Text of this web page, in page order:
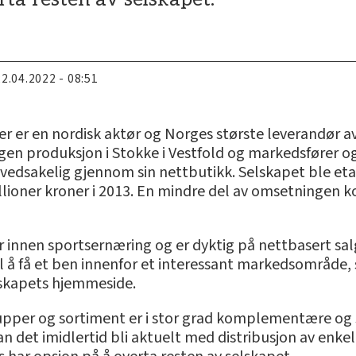
22.04.2022 - 08:51
er en nordisk aktør og Norges største leverandør
produksjon i Stokke i Vestfold og markedsfører
gjennom sin nettbutikk. Selskapet ble
kroner i 2013. En mindre del av omsetningen
sportsernæring og er dyktig på nettbasert
få et ben innenfor et interessant
hjemmeside.
og sortiment er i stor grad komplementære
det imidlertid bli aktuelt med distribusjon av